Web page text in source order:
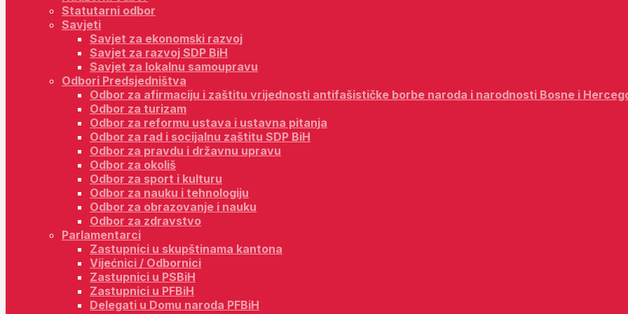
Statutarni odbor
Savjeti
Savjet za ekonomski razvoj
Savjet za razvoj SDP BiH
Savjet za lokalnu samoupravu
Odbori Predsjedništva
Odbor za afirmaciju i zaštitu vrijednosti antifašističke borbe naroda i narodnosti Bosne i
Odbor za turizam
Odbor za reformu ustava i ustavna pitanja
Odbor za rad i socijalnu zaštitu SDP BiH
Odbor za pravdu i državnu upravu
Odbor za okoliš
Odbor za sport i kulturu
Odbor za nauku i tehnologiju
Odbor za obrazovanje i nauku
Odbor za zdravstvo
Parlamentarci
Zastupnici u skupštinama kantona
Vijećnici / Odbornici
Zastupnici u PSBiH
Zastupnici u PFBiH
Delegati u Domu naroda PFBiH